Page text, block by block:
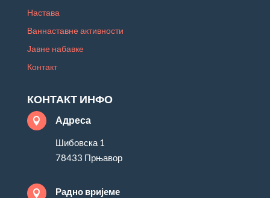
Настава
Ваннаставне активности
Јавне набавке
Контакт
КОНТАКТ ИНФО
 Адреса
Шибовска 1
78433 Прњавор
 Радно вријеме